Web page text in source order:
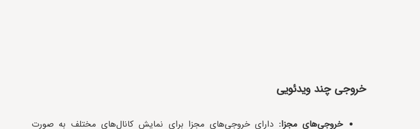
خروجی چند ویدئویی
خروجی‌های مجزا: دارای خروجی‌های مجزا برای نمایش کانال‌های مختلف به صورت